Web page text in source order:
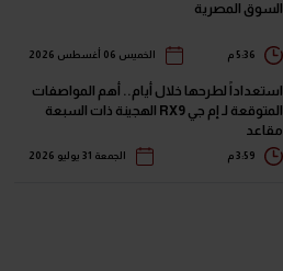
السوق المصرية
الخميس 06 أغسطس 2026
استعداداً لطرحها خلال أيام.. أهم المواصفات
المتوقعة لـ إم جي RX9 الهجينة ذات السبعة
مقاعد
الجمعة 31 يوليو 2026